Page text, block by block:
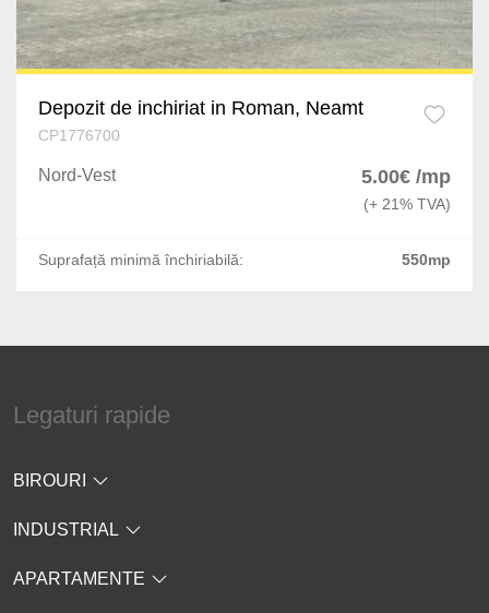
Depozit de inchiriat in Roman, Neamt
CP1776700
Nord-Vest 5.00€ /mp
(+ 21% TVA)
Suprafață minimă închiriabilă: 550mp
Legaturi rapide
BIROURI
INDUSTRIAL
APARTAMENTE